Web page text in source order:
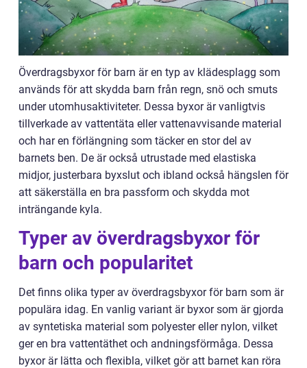
Överdragsbyxor för barn är en typ av klädesplagg som
används för att skydda barn från regn, snö och smuts
under utomhusaktiviteter. Dessa byxor är vanligtvis
tillverkade av vattentäta eller vattenavvisande material
och har en förlängning som täcker en stor del av
barnets ben. De är också utrustade med elastiska
midjor, justerbara byxslut och ibland också hängslen för
att säkerställa en bra passform och skydda mot
inträngande kyla.
Typer av överdragsbyxor för
barn och popularitet
Det finns olika typer av överdragsbyxor för barn som är
populära idag. En vanlig variant är byxor som är gjorda
av syntetiska material som polyester eller nylon, vilket
ger en bra vattentäthet och andningsförmåga. Dessa
byxor är lätta och flexibla, vilket gör att barnet kan röra